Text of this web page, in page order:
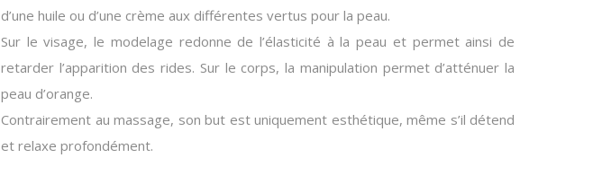
d’une huile ou d’une crème aux différentes vertus pour la peau.
Sur le visage, le modelage redonne de l’élasticité à la peau et permet ainsi de
retarder l’apparition des rides. Sur le corps, la manipulation permet d’atténuer la
peau d’orange.
Contrairement au massage, son but est uniquement esthétique, même s’il détend
et relaxe profondément.